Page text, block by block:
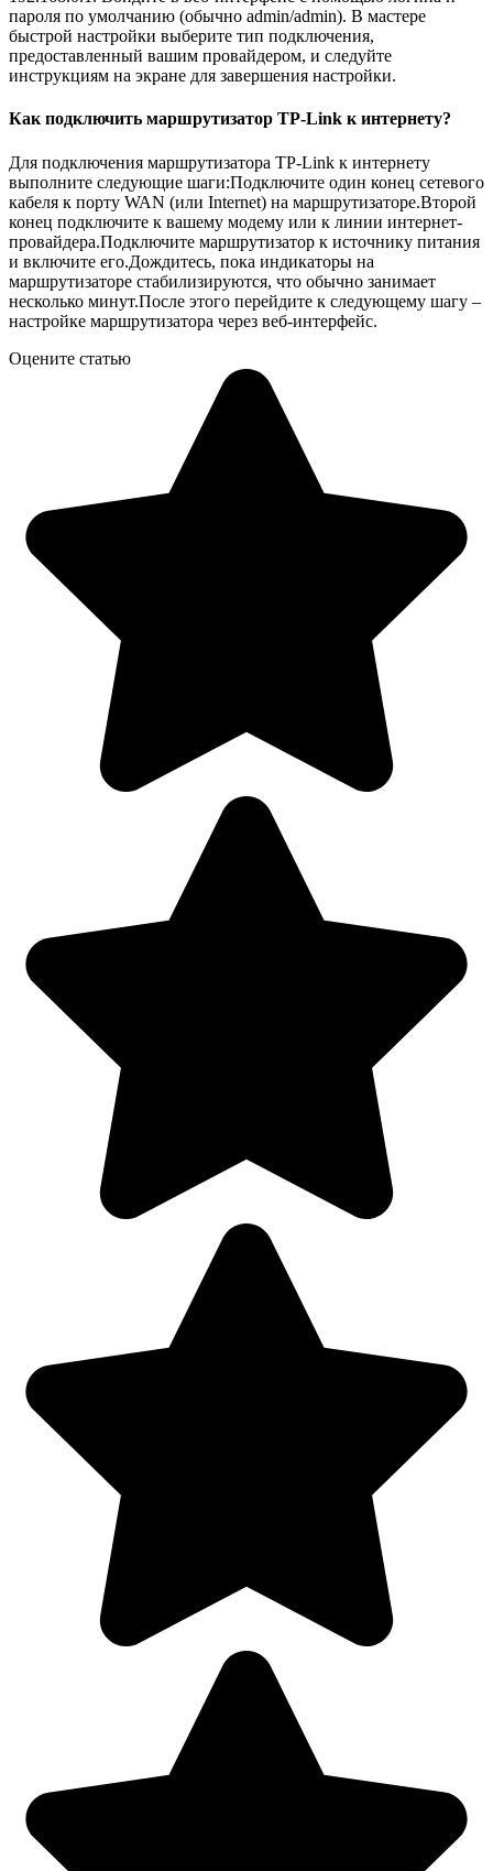
пароля по умолчанию (обычно admin/admin). В мастере
быстрой настройки выберите тип подключения,
предоставленный вашим провайдером, и следуйте
инструкциям на экране для завершения настройки.
Как подключить маршрутизатор TP-Link к интернету?
Для подключения маршрутизатора TP-Link к интернету
выполните следующие шаги:Подключите один конец сетевого
кабеля к порту WAN (или Internet) на маршрутизаторе.Второй
конец подключите к вашему модему или к линии интернет-
провайдера.Подключите маршрутизатор к источнику питания
и включите его.Дождитесь, пока индикаторы на
маршрутизаторе стабилизируются, что обычно занимает
несколько минут.После этого перейдите к следующему шагу –
настройке маршрутизатора через веб-интерфейс.
Оцените статью